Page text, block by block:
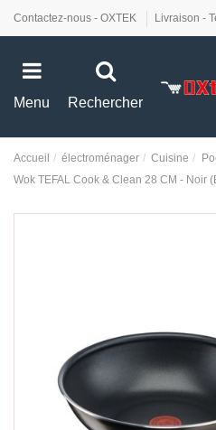
Contactez-nous - OXTEK Livraison -
Menu Rechercher
Accueil électroménager Cuisine
Wok TEFAL Cook & Clean 28 CM - Noir